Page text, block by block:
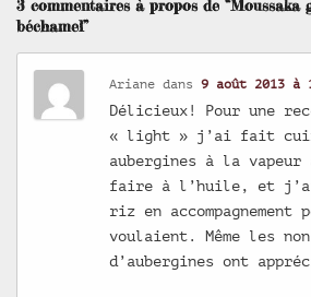
3 commentaires à propos de “Moussaka
béchamel”
Ariane dans9 août 2013 à
Délicieux! Pour une
« light » j’ai fait
aubergines à la
faire à l’huile, et j’ai
riz en accompagnement
voulaient. Même les
d’aubergines ont